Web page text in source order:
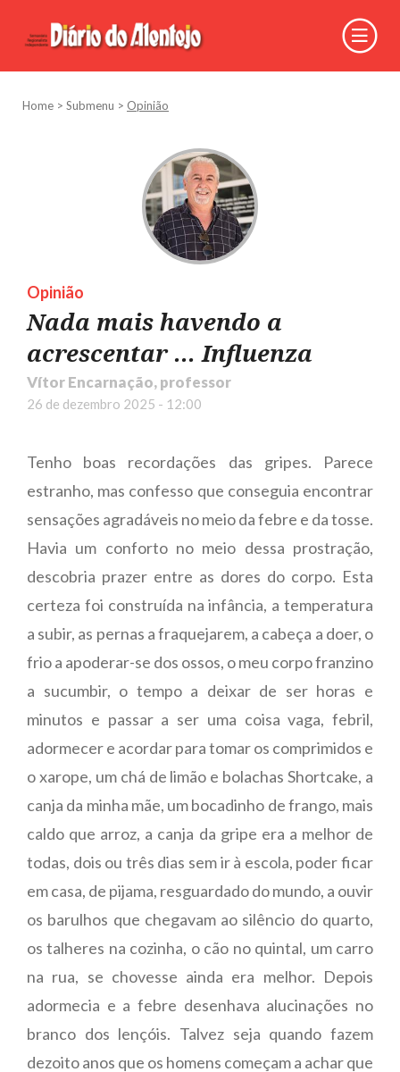
Home > Submenu > Opinião
Opinião
Nada mais havendo a
acrescentar ... Influenza
Vítor Encarnação, professor
26 de dezembro 2025 - 12:00
Tenho boas recordações das gripes. Parece
estranho, mas confesso que conseguia encontrar
sensações agradáveis no meio da febre e da tosse.
Havia um conforto no meio dessa prostração,
descobria prazer entre as dores do corpo. Esta
certeza foi construída na infância, a temperatura
a subir, as pernas a fraquejarem, a cabeça a doer, o
frio a apoderar-se dos ossos, o meu corpo franzino
a sucumbir, o tempo a deixar de ser horas e
minutos e passar a ser uma coisa vaga, febril,
adormecer e acordar para tomar os comprimidos e
o xarope, um chá de limão e bolachas Shortcake, a
canja da minha mãe, um bocadinho de frango, mais
caldo que arroz, a canja da gripe era a melhor de
todas, dois ou três dias sem ir à escola, poder ficar
em casa, de pijama, resguardado do mundo, a ouvir
os barulhos que chegavam ao silêncio do quarto,
os talheres na cozinha, o cão no quintal, um carro
na rua, se chovesse ainda era melhor. Depois
adormecia e a febre desenhava alucinações no
branco dos lençóis. Talvez seja quando fazem
dezoito anos que os homens começam a achar que